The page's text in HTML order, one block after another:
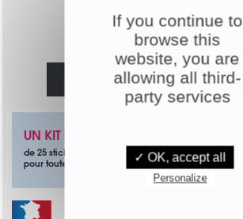
Quantité :
AJOUTER AU PANIER
UN KIT OFFERT
de 25 stickers papillons noirs
pour toute commande
If you continue to
browse this
website, you are
allowing all third-
party services
✓ OK, accept all
Personalize